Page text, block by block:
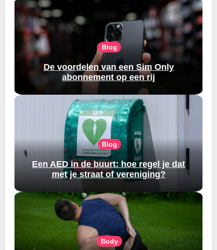
Blog
De voordelen van een Sim Only
abonnement op een rij
Blog
Een AED in de buurt: hoe regel je dat
met je straat of vereniging?
Body